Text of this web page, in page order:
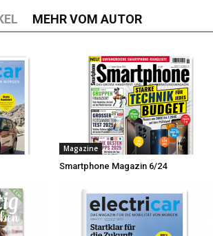
MEHR VOM AUTOR
Magazine
Smartphone Magazin 6/24